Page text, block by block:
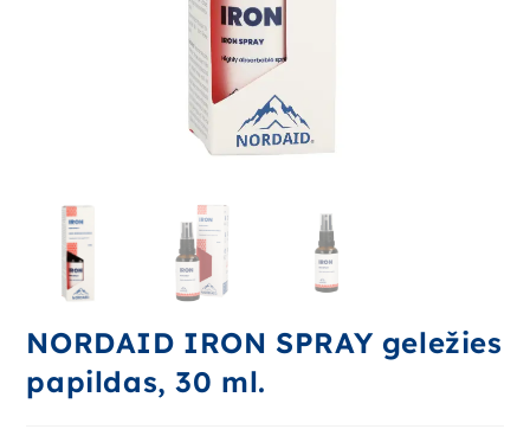
NORDAID IRON SPRAY geležies
papildas, 30 ml.